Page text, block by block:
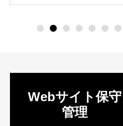
Webサイト保守
管理